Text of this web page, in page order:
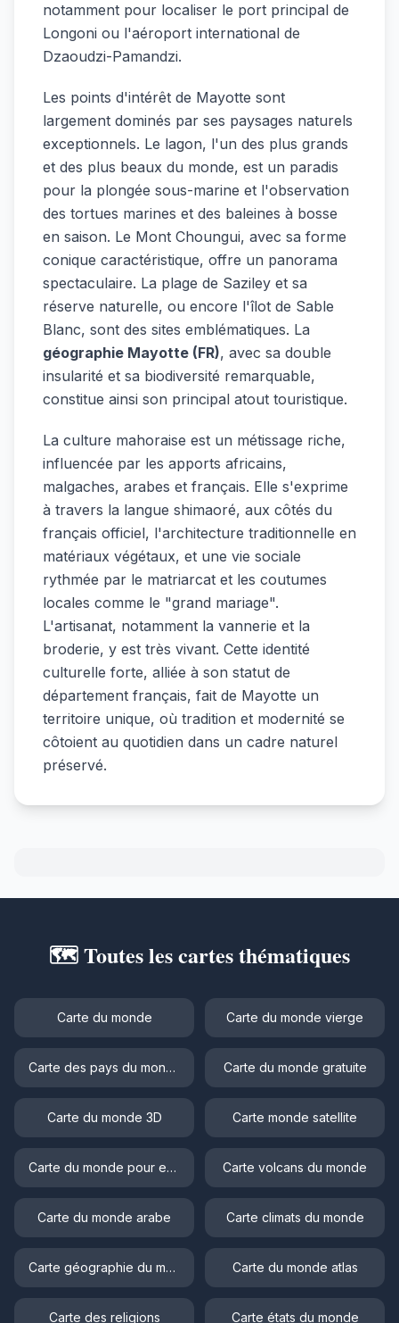
notamment pour localiser le port principal de
Longoni ou l'aéroport international de
Dzaoudzi-Pamandzi.
Les points d'intérêt de Mayotte sont
largement dominés par ses paysages naturels
exceptionnels. Le lagon, l'un des plus grands
et des plus beaux du monde, est un paradis
pour la plongée sous-marine et l'observation
des tortues marines et des baleines à bosse
en saison. Le Mont Choungui, avec sa forme
conique caractéristique, offre un panorama
spectaculaire. La plage de Saziley et sa
réserve naturelle, ou encore l'îlot de Sable
Blanc, sont des sites emblématiques. La
géographie Mayotte (FR), avec sa double
insularité et sa biodiversité remarquable,
constitue ainsi son principal atout touristique.
La culture mahoraise est un métissage riche,
influencée par les apports africains,
malgaches, arabes et français. Elle s'exprime
à travers la langue shimaoré, aux côtés du
français officiel, l'architecture traditionnelle en
matériaux végétaux, et une vie sociale
rythmée par le matriarcat et les coutumes
locales comme le "grand mariage".
L'artisanat, notamment la vannerie et la
broderie, y est très vivant. Cette identité
culturelle forte, alliée à son statut de
département français, fait de Mayotte un
territoire unique, où tradition et modernité se
côtoient au quotidien dans un cadre naturel
préservé.
🗺️ Toutes les cartes thématiques
Carte du monde Carte du monde vierge
Carte des pays du monde Carte du monde gratuite
Carte du monde 3D Carte monde satellite
Carte du monde pour enfant Carte volcans du monde
Carte du monde arabe Carte climats du monde
Carte géographie du monde Carte du monde atlas
Carte des religions Carte états du monde